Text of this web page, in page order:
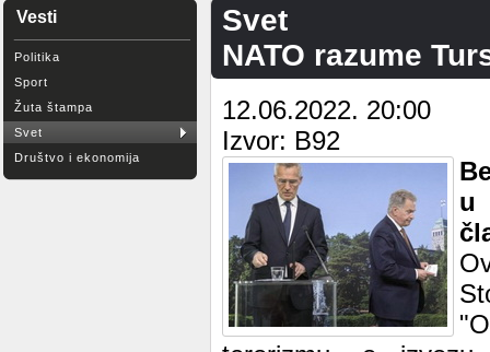
Vesti
Politika
Sport
Žuta štampa
Svet
Društvo i ekonomija
Svet
NATO razume
12.06.2022. 20:00
Izvor: B92
u